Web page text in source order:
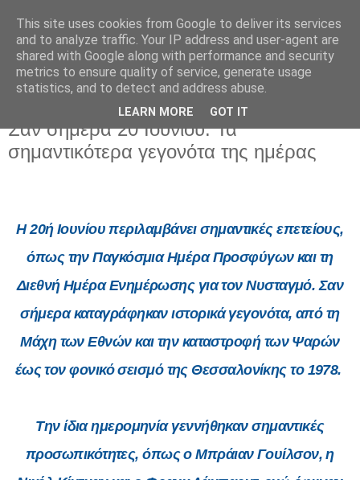
Σάββατο 20 Ιουνίου 2026
Σαν σήμερα 20 Ιουνίου: Τα
σημαντικότερα γεγονότα της ημέρας
Η 20ή Ιουνίου περιλαμβάνει σημαντικές επετείους,
όπως την Παγκόσμια Ημέρα Προσφύγων και τη
Διεθνή Ημέρα Ενημέρωσης για τον Νυσταγμό. Σαν
σήμερα καταγράφηκαν ιστορικά γεγονότα, από τη
Μάχη των Εθνών και την καταστροφή των Ψαρών
έως τον φονικό σεισμό της Θεσσαλονίκης το 1978.
Την ίδια ημερομηνία γεννήθηκαν σημαντικές
προσωπικότητες, όπως ο Μπράιαν Γουίλσον, η
This site uses cookies from Google to deliver its services
and to analyze traffic. Your IP address and user-agent are
shared with Google along with performance and security
metrics to ensure quality of service, generate usage
statistics, and to detect and address abuse.
LEARN MORE GOT IT